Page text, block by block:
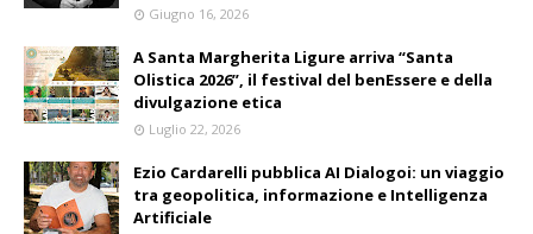
Giugno 16, 2026
A Santa Margherita Ligure arriva “Santa
Olistica 2026”, il festival del benEssere e della
divulgazione etica
Luglio 22, 2026
Ezio Cardarelli pubblica AI Dialogoi: un viaggio
tra geopolitica, informazione e Intelligenza
Artificiale